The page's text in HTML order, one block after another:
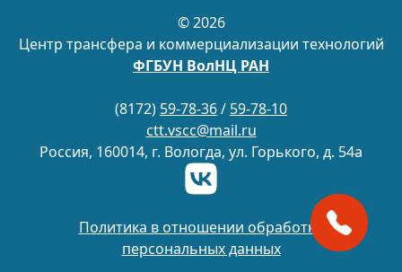
© 2026
Центр трансфера и коммерциализации технологий
ФГБУН ВолНЦ РАН
(8172) 59-78-36/ 59-78-10
ctt.vscc@mail.ru
Россия, 160014, г. Вологда, ул. Горького, д. 54а
Политика в отношении обработки
персональных данных